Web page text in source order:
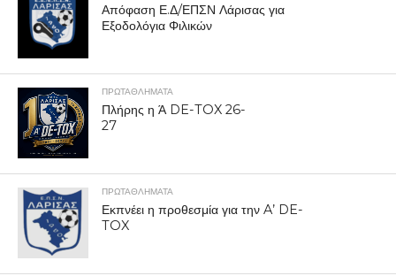
Απόφαση Ε.Δ/ΕΠΣΝ Λάρισας για
Εξοδολόγια Φιλικών
ΠΡΩΤΑΘΛΉΜΑΤΑ
Πλήρης η Ά DE-TOX 26-
27
ΠΡΩΤΑΘΛΉΜΑΤΑ
Εκπνέει η προθεσμία για την A’ DE-
TOX